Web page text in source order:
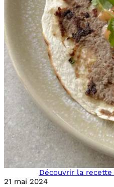
Découvrir la
21 mai 2024